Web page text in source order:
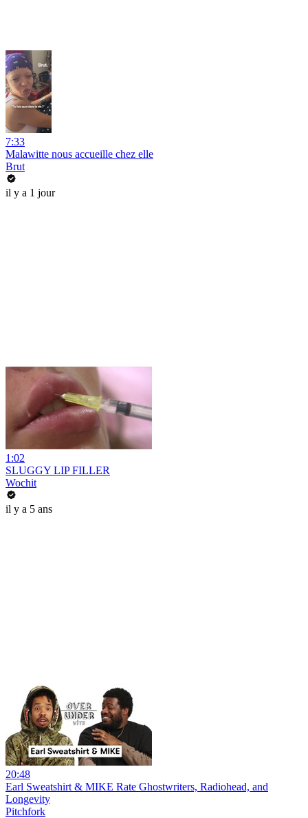
7:33
Malawitte nous accueille chez elle
Brut
il y a 1 jour
1:02
SLUGGY LIP FILLER
Wochit
il y a 5 ans
20:48
Earl Sweatshirt & MIKE Rate Ghostwriters, Radiohead, and
Longevity
Pitchfork